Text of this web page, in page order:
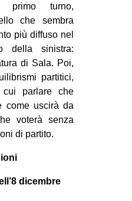
turno,
che sembra
più diffuso nel
della sinistra:
di Sala. Poi,
partitici,
parlare che
come uscirà da
voterà senza
di partito.
dicembre